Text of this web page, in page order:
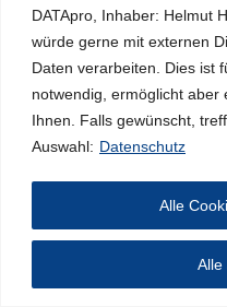
DATApro, Inhaber: Helmut
würde gerne mit externen
Daten verarbeiten. Dies ist
notwendig, ermöglicht
Ihnen. Falls gewünscht,
Auswahl: Datenschutz
Alle
Alle
Termintool Check
Datenschutz